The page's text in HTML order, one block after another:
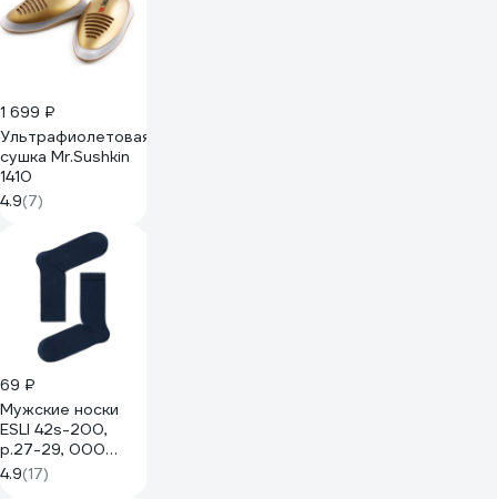
1 699 ₽
Ультрафиолетовая
сушка Mr.Sushkin
1410
4.9(7)
69 ₽
Мужские носки
ESLI 42s-200,
р.27-29, 000
темно-синий
1001331520040480000
4.9(17)